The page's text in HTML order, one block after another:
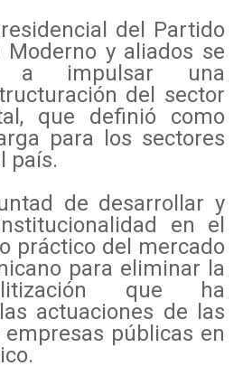
del Partido
Moderno y aliados se
a impulsar una
del sector
que definió como
para los sectores
país.
de desarrollar y
en el
práctico del mercado
para eliminar la
que ha
actuaciones de las
públicas en